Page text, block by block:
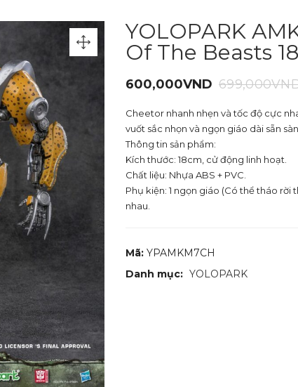
YOLOPARK
Of The Beasts
600,000VND 699,000
Cheetor nhanh nhẹn và tốc độ cực
vuốt sắc nhọn và ngọn giáo dài sẵn
Thông tin sản phẩm:
Kích thước: 18cm, cử động linh hoạt.
Chất liệu: Nhựa ABS + PVC.
Phụ kiện: 1 ngọn giáo (Có thể tháo rời
nhau.
Mã: YPAMKM7CH
Danh mục: YOLOPARK